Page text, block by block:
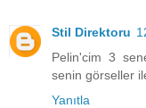
Stil Direktoru
Pelin'cim 3
senin görseller
Yanıtla